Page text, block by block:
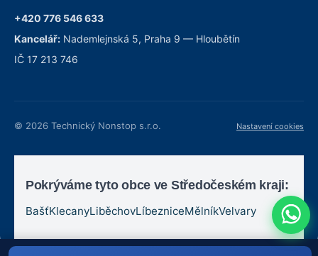
+420 776 546 633
Kancelář: Nademlejnská 5, Praha 9 — Hloubětín
IČ 17 213 746
© 2026 Technický Nonstop s.r.o. Nastavení cookies
Pokrýváme tyto obce ve Středočeském kraji:
BašťKlecanyLiběchovLíbezniceMělníkVelvary